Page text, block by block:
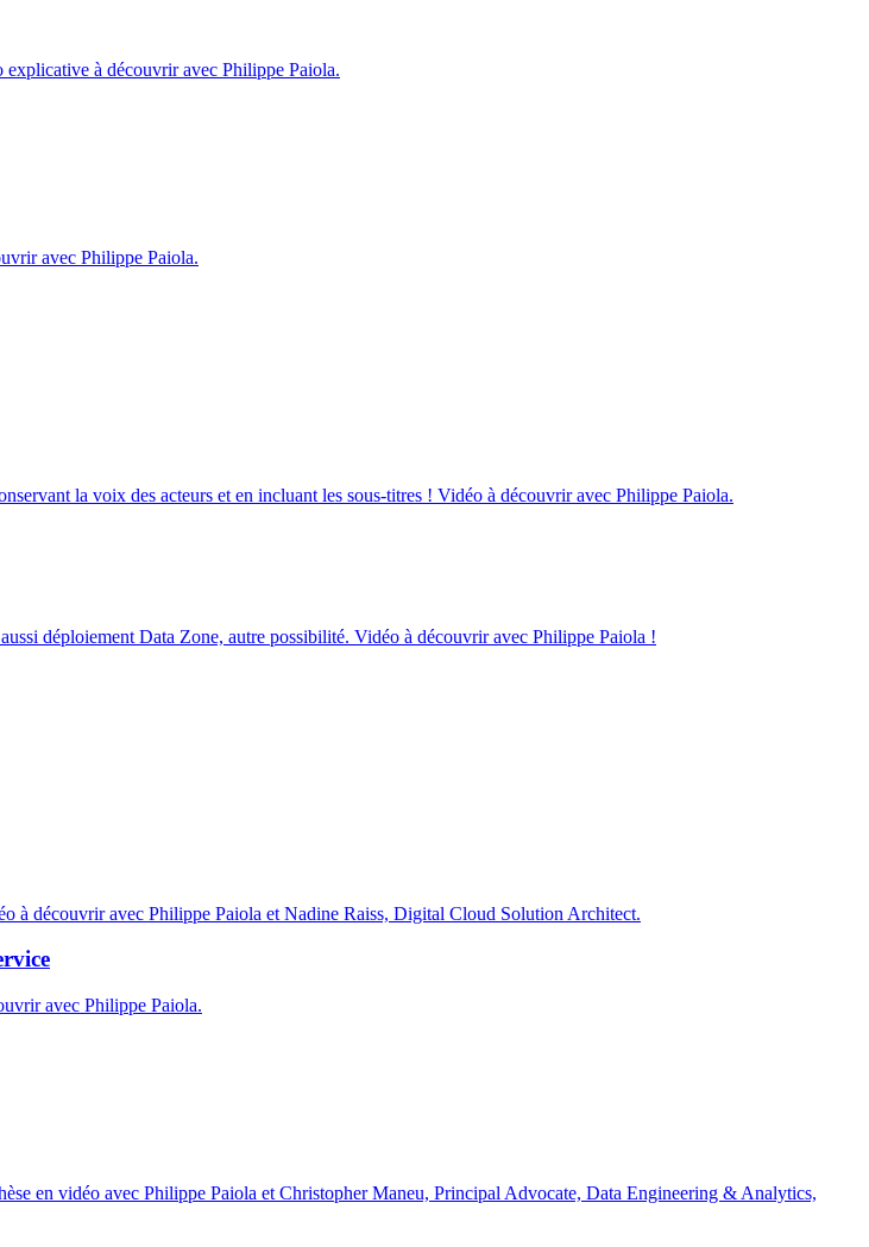
explicative à découvrir avec Philippe Paiola.
avec Philippe Paiola.
la voix des acteurs et en incluant les sous-titres ! Vidéo à découvrir avec Philippe Paiola.
déploiement Data Zone, autre possibilité. Vidéo à découvrir avec Philippe Paiola !
à découvrir avec Philippe Paiola et Nadine Raiss, Digital Cloud Solution Architect.
avec Philippe Paiola.
en vidéo avec Philippe Paiola et Christopher Maneu, Principal Advocate, Data Engineering & Analytics,